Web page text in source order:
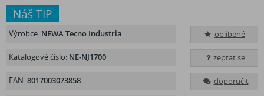
Náš TIP
oblíbené
zeptat se
doporučit
Výrobce: NEWA Tecno Industria
Katalogové číslo: NE-NJ1700
EAN:8017003073858